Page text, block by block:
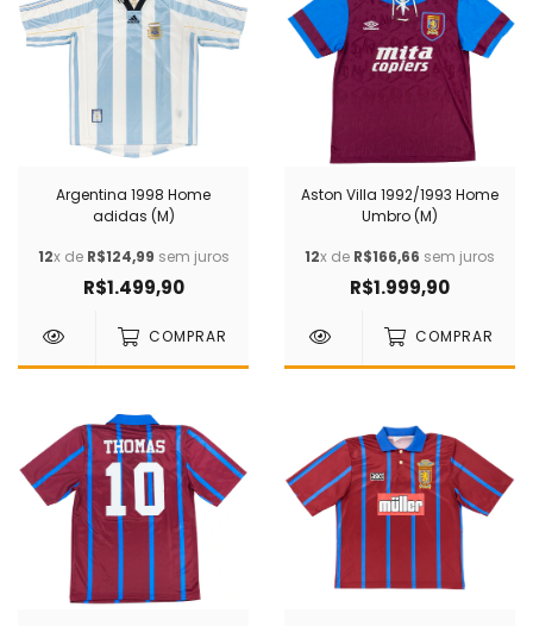
Argentina 1998 Home
adidas (M)
12x de R$124,99 sem juros
R$1.499,90
COMPRAR
Aston Villa 1992/1993 Home
Umbro (M)
12x de R$166,66 sem juros
R$1.999,90
COMPRAR